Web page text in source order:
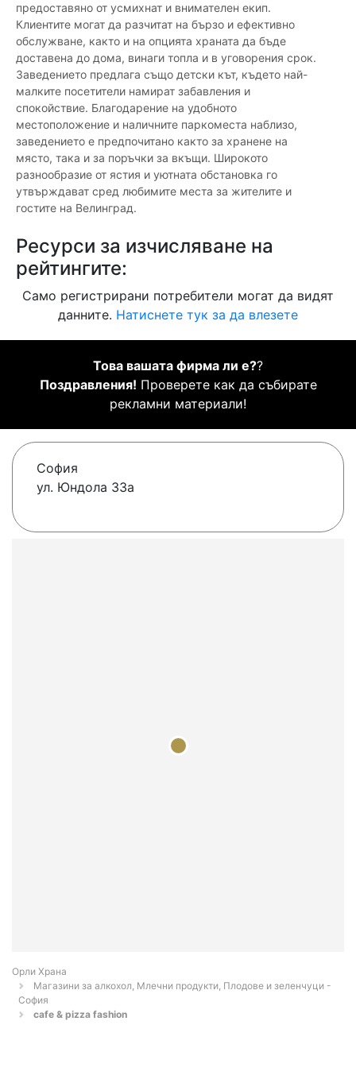
предоставяно от усмихнат и внимателен екип.
Клиентите могат да разчитат на бързо и ефективно
обслужване, както и на опцията храната да бъде
доставена до дома, винаги топла и в уговорения срок.
Заведението предлага също детски кът, където най-
малките посетители намират забавления и
спокойствие. Благодарение на удобното
местоположение и наличните паркоместа наблизо,
заведението е предпочитано както за хранене на
място, така и за поръчки за вкъщи. Широкото
разнообразие от ястия и уютната обстановка го
утвърждават сред любимите места за жителите и
гостите на Велинград.
Ресурси за изчисляване на
рейтингите:
Само регистрирани потребители могат да видят
данните. Натиснете тук за да влезете
Това вашата фирма ли е??
Поздравления! Проверете как да събирате
рекламни материали!
София
ул. Юндола 33а
Орли Храна
Магазини за алкохол, Млечни продукти, Плодове и зеленчуци -
София
cafe & pizza fashion